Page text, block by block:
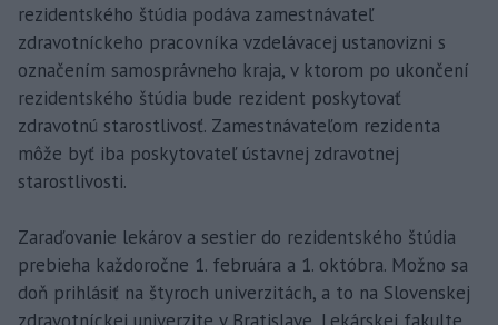
rezidentského štúdia podáva zamestnávateľ
zdravotníckeho pracovníka vzdelávacej ustanovizni s
označením samosprávneho kraja, v ktorom po ukončení
rezidentského štúdia bude rezident poskytovať
zdravotnú starostlivosť. Zamestnávateľom rezidenta
môže byť iba poskytovateľ ústavnej zdravotnej
starostlivosti.
Zaraďovanie lekárov a sestier do rezidentského štúdia
prebieha každoročne 1. februára a 1. októbra. Možno sa
doň prihlásiť na štyroch univerzitách, a to na Slovenskej